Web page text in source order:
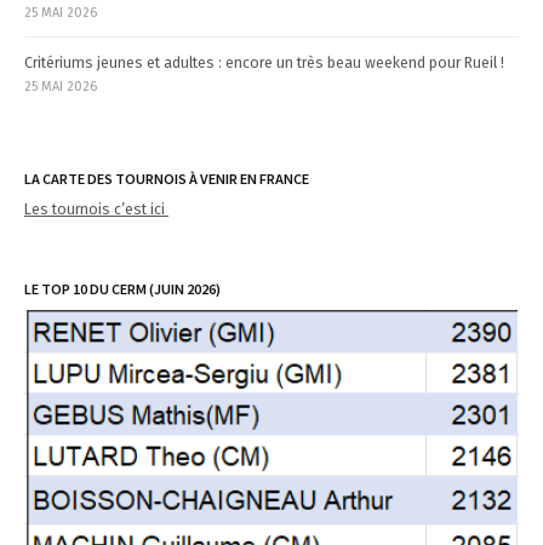
25 MAI 2026
Critériums jeunes et adultes : encore un très beau weekend pour Rueil !
25 MAI 2026
LA CARTE DES TOURNOIS À VENIR EN FRANCE
Les tournois c’est ici
LE TOP 10 DU CERM (JUIN 2026)